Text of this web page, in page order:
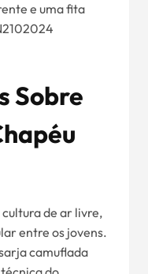
e uma fita
Sobre
cultura de ar livre,
entre os jovens.
camuflada